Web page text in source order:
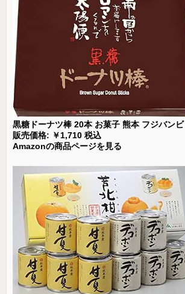
黒糖ドーナツ棒 20本 お菓子 熊本 フジバンビ
販売価格: ￥1,710 税込
Amazonの商品ページを見る